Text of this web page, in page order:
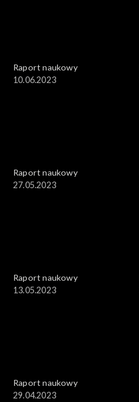
Raport naukowy
10.06.2023
Raport naukowy
27.05.2023
Raport naukowy
13.05.2023
Raport naukowy
29.04.2023